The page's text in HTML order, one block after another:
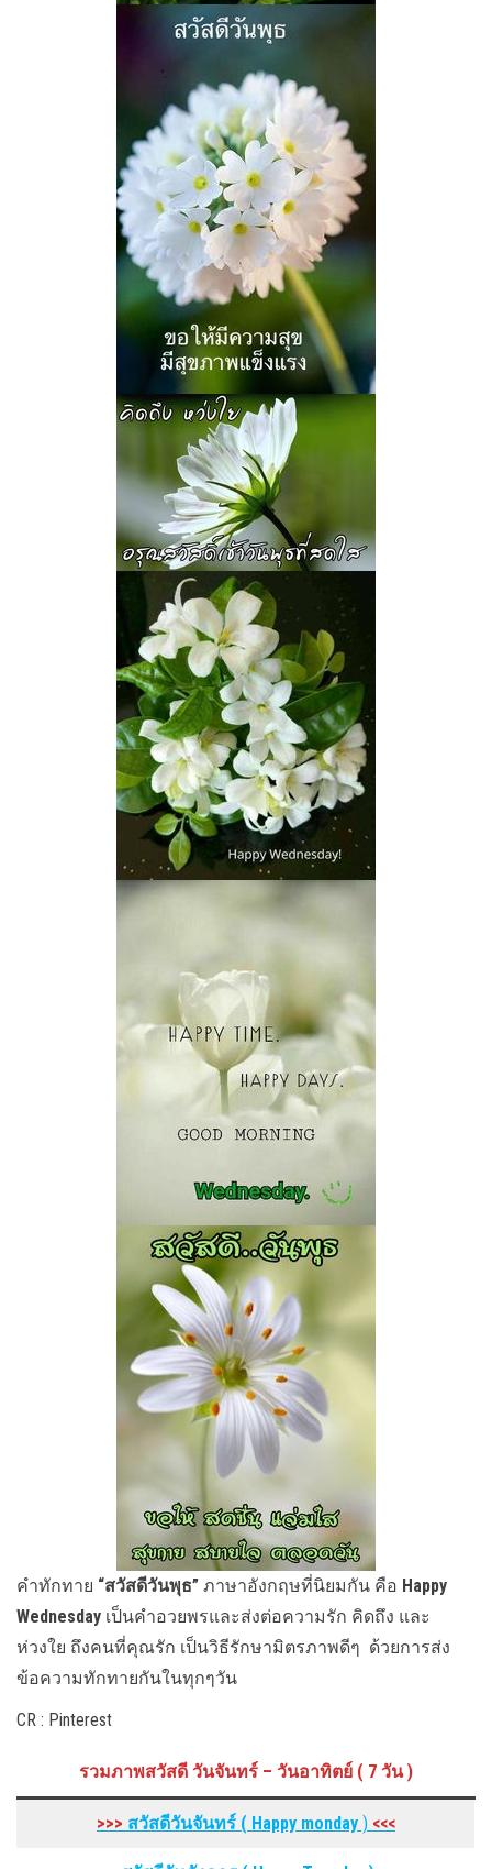
คำทักทาย “สวัสดีวันพุธ” ภาษาอังกฤษที่นิยมกัน คือ Happy
Wednesday เป็นคำอวยพรและส่งต่อความรัก คิดถึง และ
ห่วงใย ถึงคนที่คุณรัก เป็นวิธีรักษามิตรภาพดีๆ ด้วยการส่ง
ข้อความทักทายกันในทุกๆวัน
CR : Pinterest
รวมภาพสวัสดี วันจันทร์ – วันอาทิตย์ ( 7 วัน )
>>> สวัสดีวันจันทร์ ( Happy monday ) <<<